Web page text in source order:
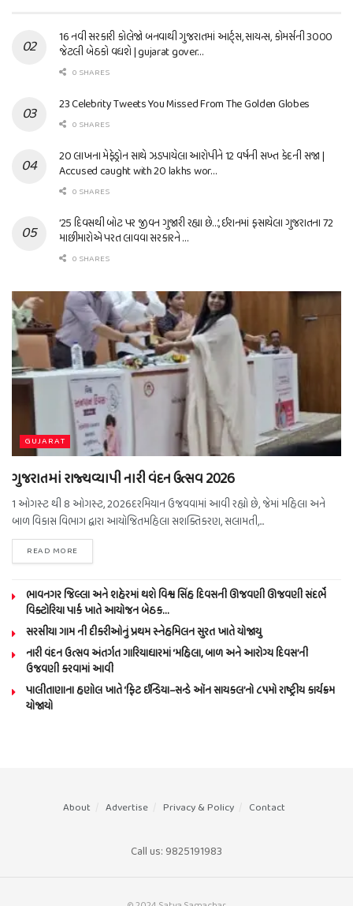
16 નવી સરકારી કોલેજો બનવાથી ગુજરાતમાં આર્ટ્સ, સાયન્સ, કોમર્સની 3000
જેટલી બેઠકો વધશે | gujarat gover…
0 SHARES
23 Celebrity Tweets You Missed From The Golden Globes
0 SHARES
20 લાખના મેફેડ્રોન સાથે ઝડપાયેલા આરોપીને 12 વર્ષની સખ્ત કેદની સજા |
Accused caught with 20 lakhs wor…
0 SHARES
’25 દિવસથી બોટ પર જીવન ગુજારી રહ્યા છે…’, ઈરાનમાં ફસાયેલા ગુજરાતના 72
માછીમારોએ પરત લાવવા સરકારને …
0 SHARES
GUJARAT
ગુજરાતમાં રાજ્યવ્યાપી નારી વંદન ઉત્સવ 2026
1 ઓગસ્ટ થી 8 ઓગસ્ટ, 2026દરમિયાન ઉજવવામાં આવી રહ્યો છે, જેમાં મહિલા અને
બાળ વિકાસ વિભાગ દ્વારા આયોજિતમહિલા સશક્તિકરણ, સલામતી,...
READ MORE
ભાવનગર જિલ્લા અને શહેરમાં થશે વિશ્વ સિંહ દિવસની ઊજવણી ઊજવણી સંદર્ભે
વિક્ટોરિયા પાર્ક ખાતે આયોજન બેઠક…
સરસીયા ગામ ની દીકરીઓનું પ્રથમ સ્નેહમિલન સુરત ખાતે યોજાયુ
નારી વંદન ઉત્સવ અંતર્ગત ગારિયાધારમાં ‘મહિલા, બાળ અને આરોગ્ય દિવસ’ની
ઉજવણી કરવામાં આવી
પાલીતાણાના હણોલ ખાતે ‘ફિટ ઈન્ડિયા–સન્ડે ઑન સાયકલ’નો ૮૫મો રાષ્ટ્રીય કાર્યક્રમ
યોજાયો
About Advertise Privacy & Policy Contact
Call us: 9825191983